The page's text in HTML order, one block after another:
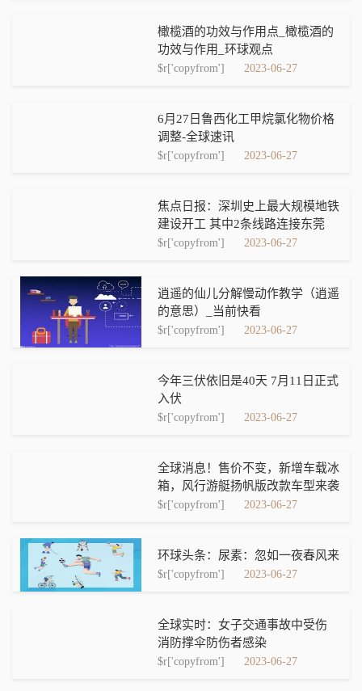
橄榄酒的功效与作用点_橄榄酒的
功效与作用_环球观点
$r['copyfrom'] 2023-06-27
6月27日鲁西化工甲烷氯化物价格
调整-全球速讯
$r['copyfrom'] 2023-06-27
焦点日报：深圳史上最大规模地铁
建设开工 其中2条线路连接东莞
$r['copyfrom'] 2023-06-27
逍遥的仙儿分解慢动作教学（逍遥
的意思）_当前快看
$r['copyfrom'] 2023-06-27
今年三伏依旧是40天 7月11日正式
入伏
$r['copyfrom'] 2023-06-27
全球消息！售价不变，新增车载冰
箱，风行游艇扬帆版改款车型来袭
$r['copyfrom'] 2023-06-27
环球头条：尿素：忽如一夜春风来
$r['copyfrom'] 2023-06-27
全球实时：女子交通事故中受伤
消防撑伞防伤者感染
$r['copyfrom'] 2023-06-27